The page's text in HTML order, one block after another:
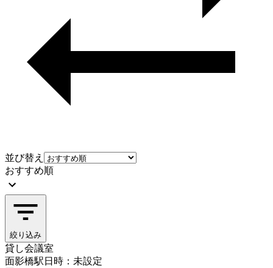
並び替え
おすすめ順
絞り込み
貸し会議室
面影橋駅日時：未設定